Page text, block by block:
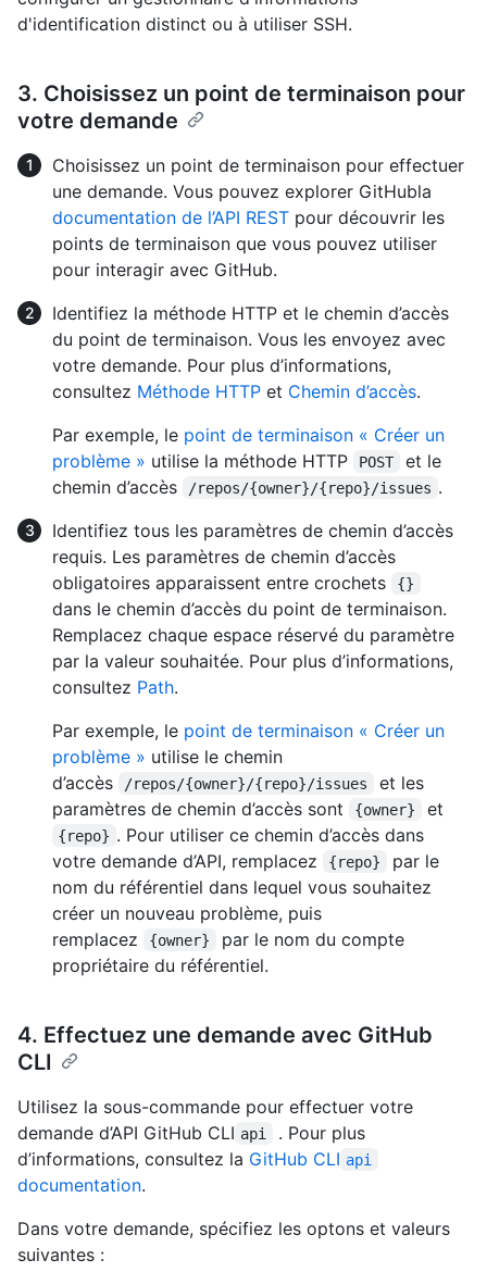
d'identification distinct ou à utiliser SSH.
3. Choisissez un point de terminaison pour
votre demande
Choisissez un point de terminaison pour effectuer
une demande. Vous pouvez explorer GitHubla
documentation de l’API REST pour découvrir les
points de terminaison que vous pouvez utiliser
pour interagir avec GitHub.
Identifiez la méthode HTTP et le chemin d’accès
du point de terminaison. Vous les envoyez avec
votre demande. Pour plus d’informations,
consultez Méthode HTTP et Chemin d’accès.
Par exemple, le point de terminaison « Créer un
problème » utilise la méthode HTTP POST
et le
chemin d’accès
/repos/{owner}/{repo}/issues .
Identifiez tous les paramètres de chemin d’accès
requis. Les paramètres de chemin d’accès
obligatoires apparaissent entre crochets
{}
dans le chemin d’accès du point de terminaison.
Remplacez chaque espace réservé du paramètre
par la valeur souhaitée. Pour plus d’informations,
consultez Path.
Par exemple, le point de terminaison « Créer un
problème » utilise le chemin
d’accès
/repos/{owner}/{repo}/issues
et les
paramètres de chemin d’accès sont
{owner} et
{repo} . Pour utiliser ce chemin d’accès dans
votre demande d’API, remplacez
{repo}
par le
nom du référentiel dans lequel vous souhaitez
créer un nouveau problème, puis
remplacez
{owner}
par le nom du compte
propriétaire du référentiel.
4. Effectuez une demande avec GitHub
CLI
Utilisez la sous-commande pour effectuer votre
demande d’API GitHub CLI api
. Pour plus
d’informations, consultez la GitHub CLI api
documentation.
Dans votre demande, spécifiez les optons et valeurs
suivantes :